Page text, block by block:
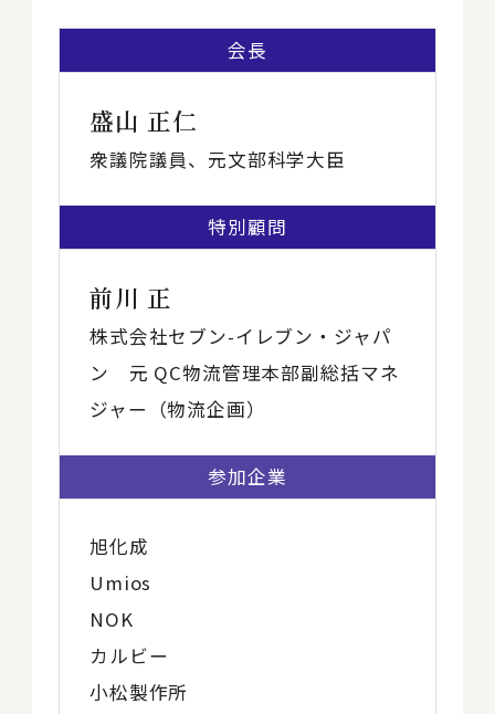
会長
盛山 正仁
衆議院議員、元文部科学大臣
特別顧問
前川 正
株式会社セブン-イレブン・ジャパ
ン 元 QC物流管理本部副総括マネ
ジャー（物流企画）
参加企業
旭化成
Umios
NOK
カルビー
小松製作所